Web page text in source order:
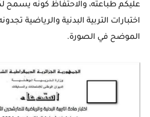
عليكم طباعته، والاحتفاظ كونه يسمح
اختبارات التربية البدنية والرياضية
الموضح في الصورة.